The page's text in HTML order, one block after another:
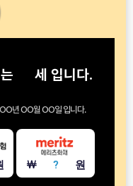
세 입니다.
년 OO월 OO일 입니다.
￦? 원